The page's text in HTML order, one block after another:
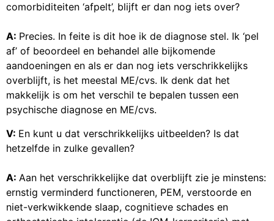
comorbiditeiten ‘afpelt’, blijft er dan nog iets over?
A: Precies. In feite is dit hoe ik de diagnose stel. Ik ‘pel
af’ of beoordeel en behandel alle bijkomende
aandoeningen en als er dan nog iets verschrikkelijks
overblijft, is het meestal ME/cvs. Ik denk dat het
makkelijk is om het verschil te bepalen tussen een
psychische diagnose en ME/cvs.
V: En kunt u dat verschrikkelijks uitbeelden? Is dat
hetzelfde in zulke gevallen?
A: Aan het verschrikkelijke dat overblijft zie je minstens:
ernstig verminderd functioneren, PEM, verstoorde en
niet-verkwikkende slaap, cognitieve schades en